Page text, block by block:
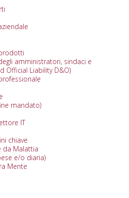
amministratori, sindaci e
Official Liability D&O)
mandato)
IT
chiave
da Malattia
e/o diaria)
Mente